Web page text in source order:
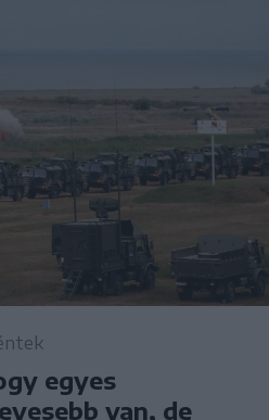
egyes
van, de